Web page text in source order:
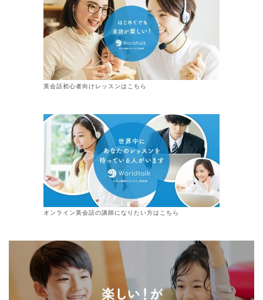
英会話初心者向けレッスンはこちら
オンライン英会話の講師になりたい方はこちら